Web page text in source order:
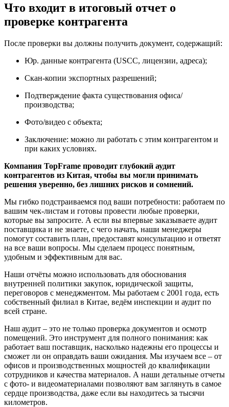
Что входит в итоговый отчет о
проверке контрагента
После проверки вы должны получить документ, содержащий:
Юр. данные контрагента (USCC, лицензии, адреса);
Скан-копии экспортных разрешений;
Подтверждение факта существования офиса/
производства;
Фото/видео с объекта;
Заключение: можно ли работать с этим контрагентом и
при каких условиях.
Компания TopFrame проводит глубокий аудит
контрагентов из Китая, чтобы вы могли принимать
решения уверенно, без лишних рисков и сомнений.
Мы гибко подстраиваемся под ваши потребности: работаем по
вашим чек-листам и готовы провести любые проверки,
которые вы запросите. А если вы впервые заказываете аудит
поставщика и не знаете, с чего начать, наши менеджеры
помогут составить план, предоставят консультацию и ответят
на все ваши вопросы. Мы сделаем процесс понятным,
удобным и эффективным для вас.
Наши отчёты можно использовать для обоснования
внутренней политики закупок, юридической защиты,
переговоров с менеджментом. Мы работаем с 2001 года, есть
собственный филиал в Китае, ведём инспекции и аудит по
всей стране.
Наш аудит – это не только проверка документов и осмотр
помещений. Это инструмент для полного понимания: как
работает ваш поставщик, насколько надежны его процессы и
сможет ли он оправдать ваши ожидания. Мы изучаем все – от
офисов и производственных мощностей до квалификации
сотрудников и качества материалов. А наши детальные отчеты
с фото- и видеоматериалами позволяют вам заглянуть в самое
сердце производства, даже если вы находитесь за тысячи
километров.